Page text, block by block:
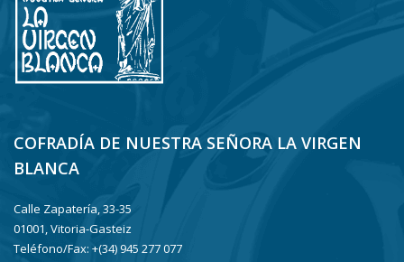
COFRADÍA DE NUESTRA SEÑORA LA VIRGEN
BLANCA
Calle Zapatería, 33-35
01001, Vitoria-Gasteiz
Teléfono/Fax: +(34) 945 277 077